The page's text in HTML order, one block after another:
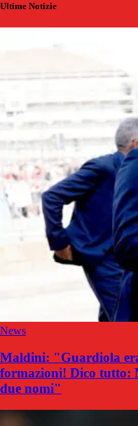
Ultime Notizie
News
Maldini: "Guardiola
formazioni! Dico tutto:
due nomi"